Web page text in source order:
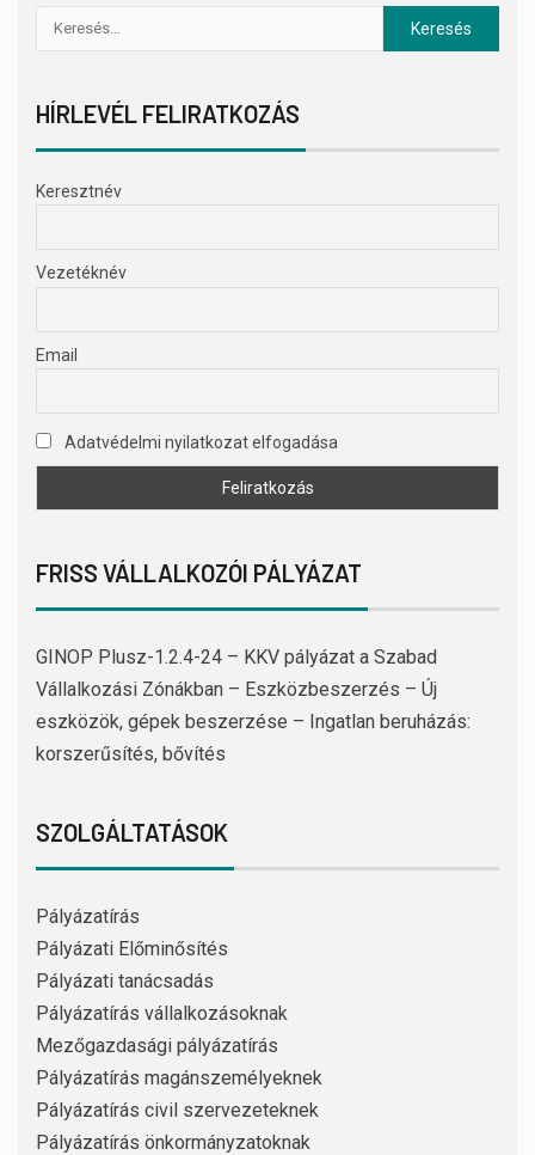
HÍRLEVÉL FELIRATKOZÁS
Keresztnév
Vezetéknév
Email
Adatvédelmi nyilatkozat elfogadása
FRISS VÁLLALKOZÓI PÁLYÁZAT
GINOP Plusz-1.2.4-24 – KKV pályázat a Szabad
Vállalkozási Zónákban – Eszközbeszerzés – Új
eszközök, gépek beszerzése – Ingatlan beruházás:
korszerűsítés, bővítés
SZOLGÁLTATÁSOK
Pályázatírás
Pályázati Előminősítés
Pályázati tanácsadás
Pályázatírás vállalkozásoknak
Mezőgazdasági pályázatírás
Pályázatírás magánszemélyeknek
Pályázatírás civil szervezeteknek
Pályázatírás önkormányzatoknak